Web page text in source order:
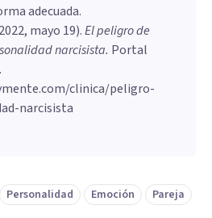
adecuada.
2022, mayo 19).El peligro de
narcisista. Portal
clinica/peligro-
narcisista
Personalidad Emoción Pareja